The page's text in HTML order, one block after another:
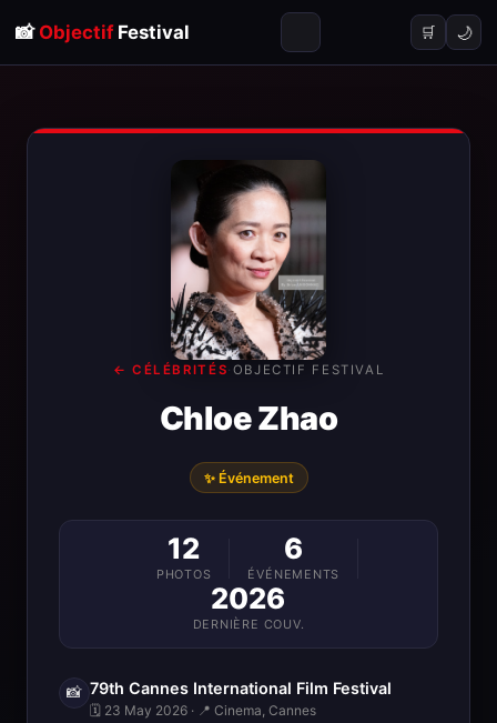
📸 ObjectifFestival 🛒 🌙
← CÉLÉBRITÉS· OBJECTIF FESTIVAL
Chloe Zhao
✨ Événement
12
PHOTOS
6
ÉVÉNEMENTS
2026
DERNIÈRE COUV.
📸 79th Cannes International Film Festival
🗓 23 May 2026 · 📍 Cinema, Cannes